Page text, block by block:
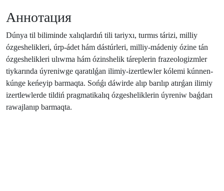
Аннотация
Dúnya til biliminde xalıqlardıń tili tariyxı, turmıs tárizi, milliy
ózgeshelikleri, úrp-ádet hám dástúrleri, milliy-mádeniy ózine tán
ózgeshelikleri ulıwma hám ózinshelik táreplerin frazeologizmler
tiykarında úyreniwge qaratılǵan ilimiy-izertlewler kólemi kúnnen-
kúnge keńeyip barmaqta. Sońǵı dáwirde alıp barılıp atırǵan ilimiy
izertlewlerde tildiń pragmatikalıq ózgesheliklerin úyreniw baǵdarı
rawajlanıp barmaqta.